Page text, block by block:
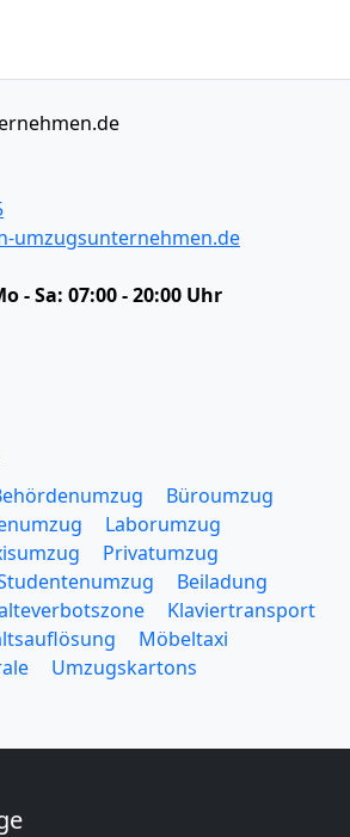
umzugsunternehmen.de
- Sa: 07:00 - 20:00 Uhr
Büroumzug
Laborumzug
Privatumzug
Beiladung
Klaviertransport
Möbeltaxi
Umzugskartons